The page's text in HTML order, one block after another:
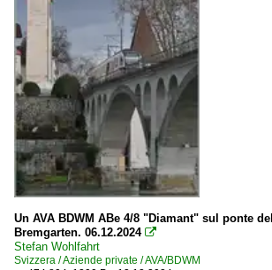
Un AVA BDWM ABe 4/8 "Diamant" sul ponte
Bremgarten. 06.12.2024 
Stefan Wohlfahrt
Svizzera / Aziende private / AVA/BDWM